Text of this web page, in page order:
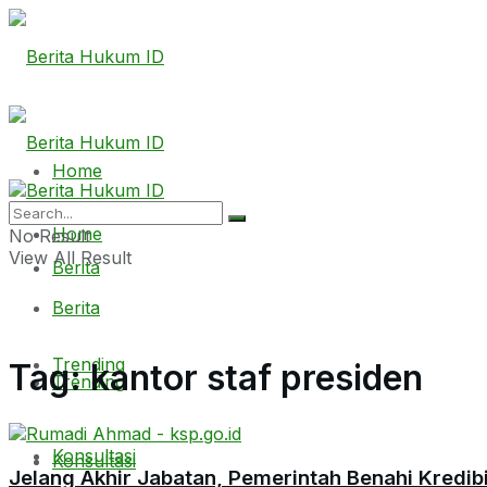
Home
Berita
Trending
Konsultasi
Home
Berita
Trending
Konsultasi
No Result
View All Result
Tag:kantor staf presiden
Jelang Akhir Jabatan, Pemerintah Benahi